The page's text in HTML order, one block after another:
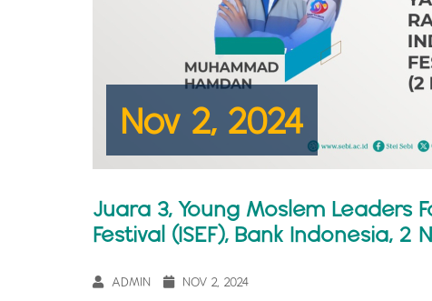
Nov 2, 2024
Juara 3, Young Moslem Leaders
Festival (ISEF), Bank Indonesia, 2
ADMIN NOV 2, 2024